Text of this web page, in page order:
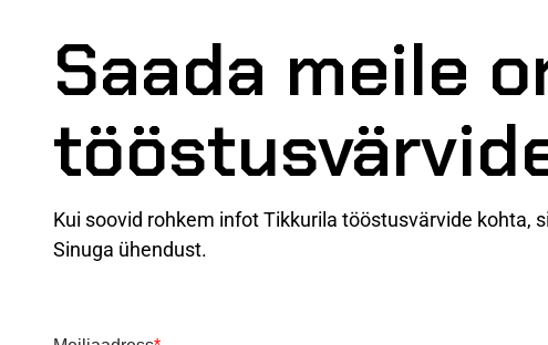
Saada meile
Kui soovid rohkem infot Tikkurila tööstusvärvide kohta,
Sinuga ühendust.